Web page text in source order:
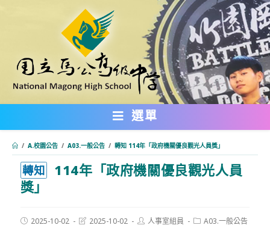
內
選單
/ A.校園公告 / A03.一般公告 / 轉知 114年「政府機關優良觀光人員獎」
轉知
114年「政府機關優良觀光人員
獎」
Post2025-10-02
Post2025-10-02
Post人事室組員
PostA03.一般公告